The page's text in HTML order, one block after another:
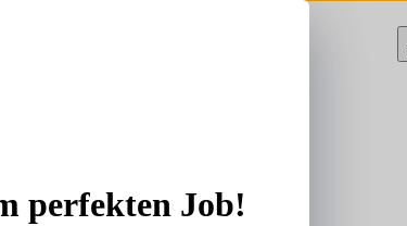
perfekten Job!